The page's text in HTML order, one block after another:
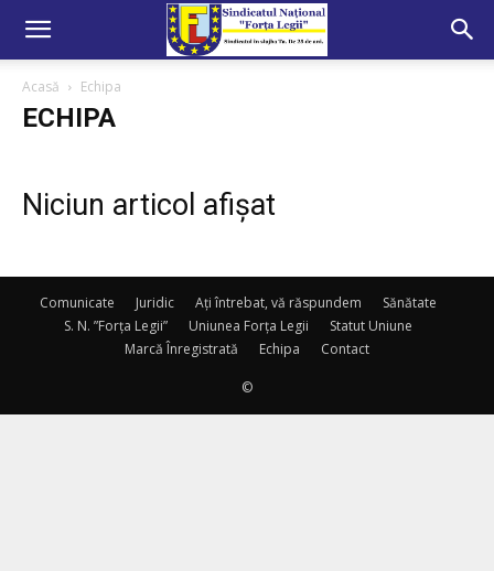
Acasă Echipa
ECHIPA
Niciun articol afișat
Comunicate Juridic Ați întrebat, vă răspundem
Sănătate
S. N. ”Forța Legii”
Uniunea Forța Legii
Statut Uniune
Marcă Înregistrată
Echipa Contact
©